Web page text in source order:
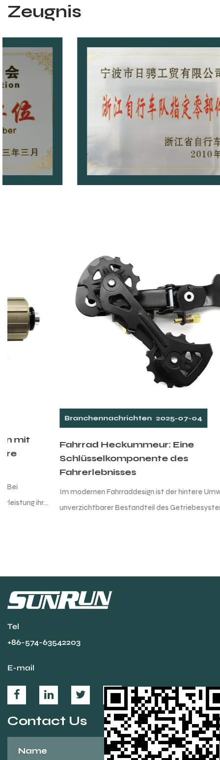
Zeugnis
Branchennachrichten 2025-07-04
Fahrrad Heckummeur: Eine
Schlüsselkomponente des
Fahrerlebnisses
Im modernen Fahrraddesign ist der hintere Umwerfer ein
unverzichtbarer Bestandteil des Getriebesystems. Es trägt
Tel
+86-574-63542203
E-mail
Contact Us